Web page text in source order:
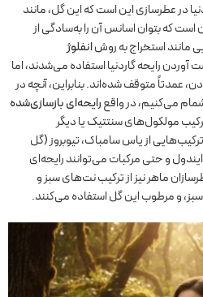
در عطرسازی این است که این گل، مانند
است که بتوان اسانس آن را به‌سادگی از
مانند استخراج به روشانفلوژ
آوردن رایحه گاردنیا استفاده می‌شدند، اما
عمدتاً متوقف شده‌اند. بنابراین، آنچه در
می‌کنیم، در واقعرایحه‌ای بازسازی‌شده
مولکول‌های سنتتیک یا دیگر
از یاس سامباک، تیوبروز (گل
و حتی مرکبات می‌توانند رایحه‌ای
ماهر نیز از ترکیب نت‌های سبز و
و مرطوب این گل استفاده می‌کنند.